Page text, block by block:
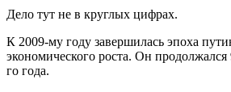
Дело тут не в круглых цифрах.
К 2009-му году завершилась эпоха
экономического роста. Он продолжался
го года.